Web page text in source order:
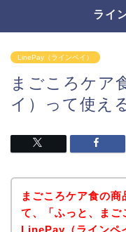
ライ
LinePay（ラインペイ）
まごころケア
イ）って使え
まごころケア食の
て、「ふっと、まご
LinePay（ラインペ